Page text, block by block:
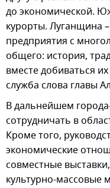
до экономической.
курорты. Луганщина
предприятия с
общего: история,
вместе добиваться
служба слова главы
В дальнейшем
сотрудничать в
Кроме того,
экономические
совместные
культурно-массовые